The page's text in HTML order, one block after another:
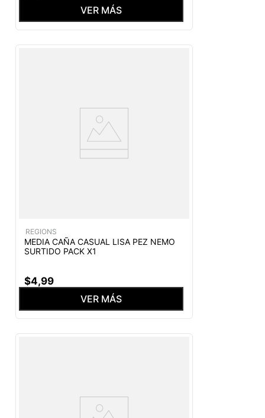
VER MÁS
REGIONS
MEDIA CAÑA CASUAL LISA PEZ NEMO
SURTIDO PACK X1
$4,99
VER MÁS